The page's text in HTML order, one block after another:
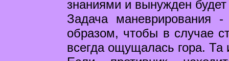
знаниями и вынужден будет
Задача маневрирования
образом, чтобы в случае
всегда ощущалась гора. Та